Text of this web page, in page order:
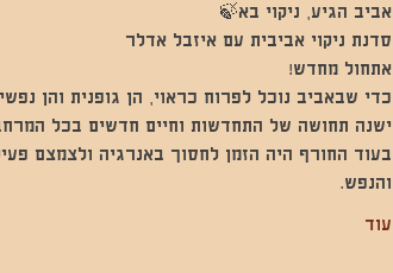
אביב הגיע, ניקוי בא🍃
סדנת ניקוי אביבית עם איזבל אדלר
אתחול מחדש!
כדי שבאביב נוכל לפרוח כראוי, הן גופנית והן
ישנה תחושה של התחדשות וחיים חדשים בכל
בעוד החורף היה הזמן לחסוך באנרגיה ולצמצם
והנפש.
עוד